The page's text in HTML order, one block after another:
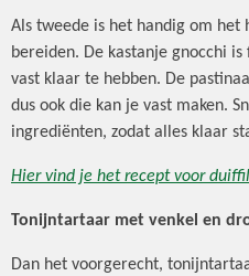
Als tweede is het handig om het
bereiden. De kastanje gnocchi
vast klaar te hebben. De
dus ook die kan je vast maken.
ingrediënten, zodat alles klaar
Hier vind je het recept voor
Tonijntartaar met venkel en
Dan het voorgerecht,